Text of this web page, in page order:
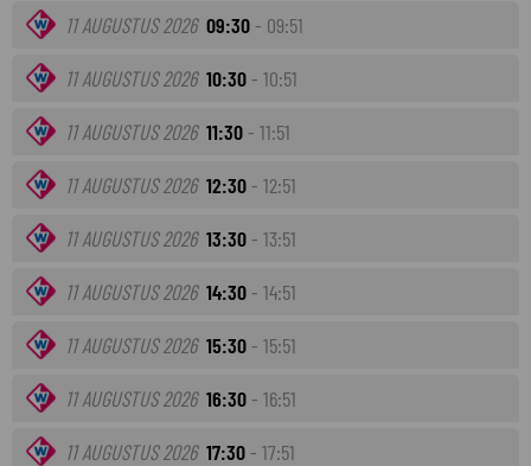
11 AUGUSTUS 2026 09:30 - 09:51
11 AUGUSTUS 2026 10:30 - 10:51
11 AUGUSTUS 2026 11:30 - 11:51
11 AUGUSTUS 2026 12:30 - 12:51
11 AUGUSTUS 2026 13:30 - 13:51
11 AUGUSTUS 2026 14:30 - 14:51
11 AUGUSTUS 2026 15:30 - 15:51
11 AUGUSTUS 2026 16:30 - 16:51
11 AUGUSTUS 2026 17:30 - 17:51